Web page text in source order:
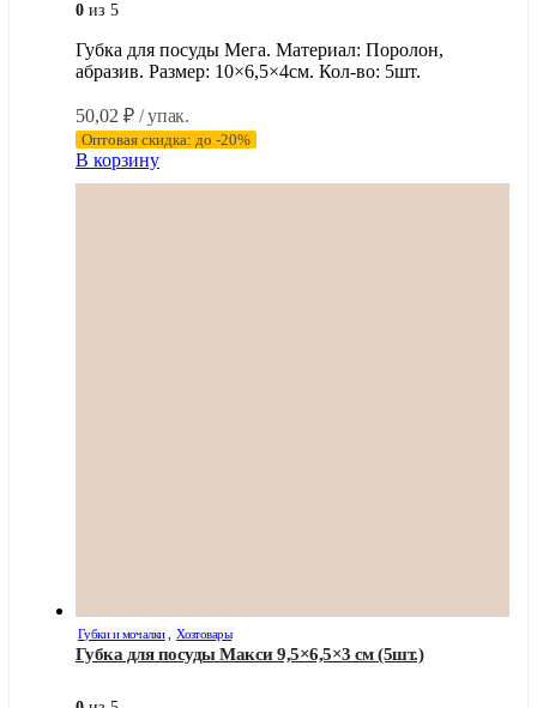
0 из 5
Губка для посуды Мега. Материал: Поролон,
абразив. Размер: 10×6,5×4см. Кол-во: 5шт.
50,02 ₽ / упак.
Оптовая скидка: до -20%
В корзину
Губки и мочалки, Хозтовары
Губка для посуды Макси 9,5×6,5×3 см (5шт.)